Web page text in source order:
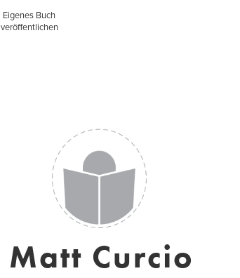
Eigenes Buch
veröffentlichen
Matt Curcio